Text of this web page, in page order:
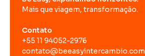
Mais que viagem, transformação.
Contato
+55 11 94052-2976
contato@beeasyintercambio.com